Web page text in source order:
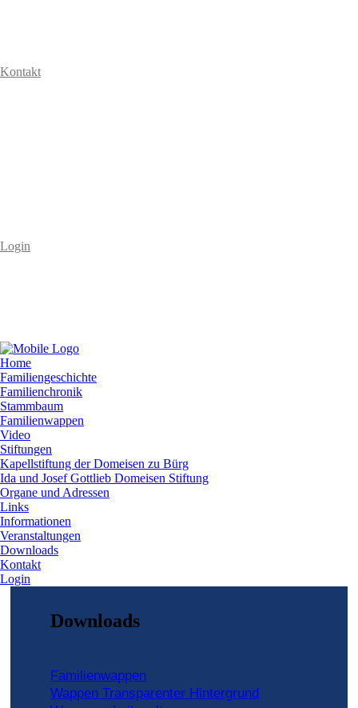
Kontakt
Login
Home
Familiengeschichte
Familienchronik
Stammbaum
Familienwappen
Video
Stiftungen
Kapellstiftung der Domeisen zu Bürg
Ida und Josef Gottlieb Domeisen Stiftung
Organe und Adressen
Links
Informationen
Veranstaltungen
Downloads
Kontakt
Login
Downloads
Familienwappen
Wappen Transparenter Hintergrund